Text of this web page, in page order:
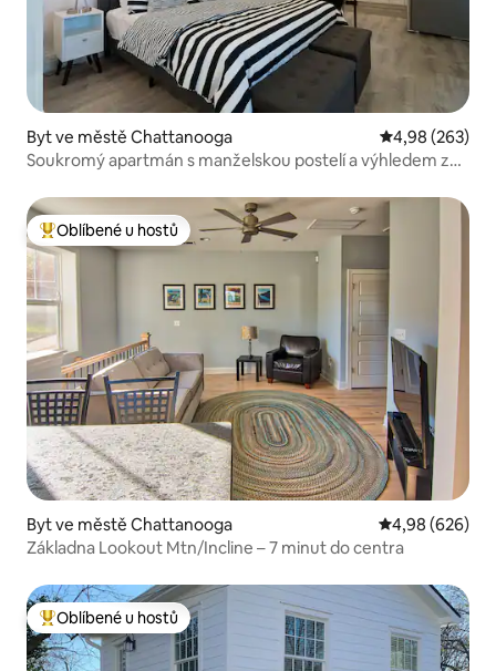
Byt ve městě Chattanooga Průměrné
4,98 (263)
Soukromý apartmán s manželskou postelí a výhledem za
Nejlepší v kategorii Oblíbené u hostů
Oblíbené u hostů
Byt ve městě Chattanooga Průměrné
4,98 (626)
Základna Lookout Mtn/Incline – 7 minut do centra
Nejlepší v kategorii Oblíbené u hostů
Oblíbené u hostů